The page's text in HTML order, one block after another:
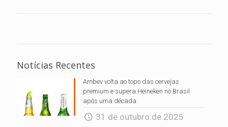
Notícias Recentes
Ambev volta ao topo das cervejas
premium e supera Heineken no Brasil
após uma década
31 de outubro de 2025